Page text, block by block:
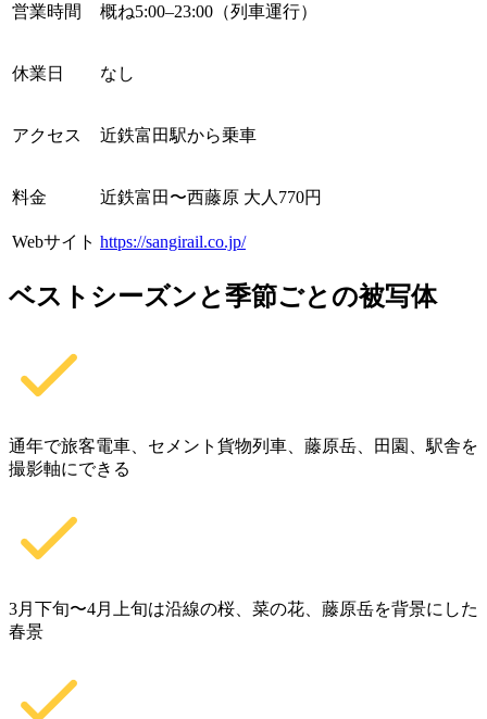
営業時間 概ね5:00–23:00（列車運行）
休業日 なし
アクセス 近鉄富田駅から乗車
料金 近鉄富田〜西藤原 大人770円
Webサイト https://sangirail.co.jp/
ベストシーズンと季節ごとの被写体
通年で旅客電車、セメント貨物列車、藤原岳、田園、駅舎を
撮影軸にできる
3月下旬〜4月上旬は沿線の桜、菜の花、藤原岳を背景にした
春景